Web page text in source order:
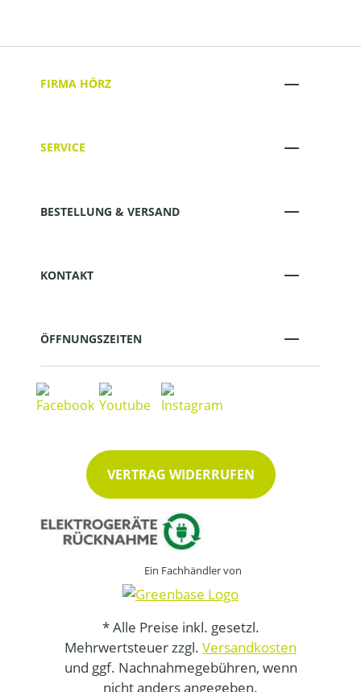
FIRMA HÖRZ
SERVICE
BESTELLUNG & VERSAND
KONTAKT
ÖFFNUNGSZEITEN
VERTRAG WIDERRUFEN
Ein Fachhändler von
* Alle Preise inkl. gesetzl.
Mehrwertsteuer zzgl. Versandkosten
und ggf. Nachnahmegebühren, wenn
nicht anders angegeben.